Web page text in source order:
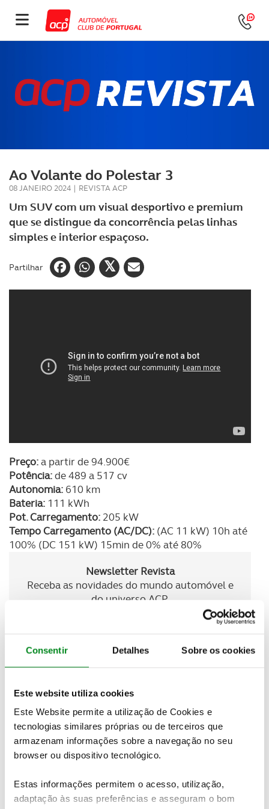
Consentir Detalhes Sobre os cookies
Este website utiliza cookies
Este Website permite a utilização de Cookies e
tecnologias similares próprias ou de terceiros que
armazenam informações sobre a navegação no seu
browser ou dispositivo tecnológico.
Estas informações permitem o acesso, utilização,
adaptação às suas preferências e asseguram o bom
Ao Volante do Polestar 3
08 JANEIRO 2024 | REVISTA ACP
Um SUV com um visual desportivo e premium
que se distingue da concorrência pelas linhas
simples e interior espaçoso.
Partilhar
Preço:a partir de 94.900€
Potência:de 489 a 517 cv
Autonomia: 610 km
Bateria: 111 kWh
Pot. Carregamento: 205 kW
Tempo Carregamento (AC/DC): (AC 11 kW) 10h até
100% (DC 151 kW) 15min de 0% até 80%
Newsletter Revista
Receba as novidades do mundo automóvel e
do universo ACP.
SUBSCREVER
design da carroçaria destaca-se dos outros
automóveis. Chega mesmo a ser ummodelo ousado
uma vez que apresenta linhas muito aerodinâmicas
para um SUV com estas dimensões.
O nível deequipamento é bastante completo, o que
se espera de um modelo premium. Existe muita